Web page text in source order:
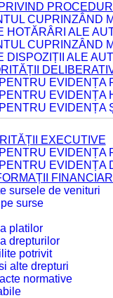
CUPRINZÂND
HOTĂRÂRI ALE
CUPRINZÂND
DISPOZIȚII ALE
EVIDENȚA
EVIDENȚA
EVIDENȚA
EXECUTIVE
EVIDENȚA
EVIDENȚA
sursele de venituri
surse
platilor
drepturilor
potrivit
alte drepturi
normative